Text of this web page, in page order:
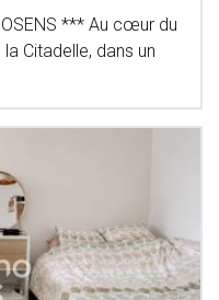
*** Au cœur du
Citadelle, dans un